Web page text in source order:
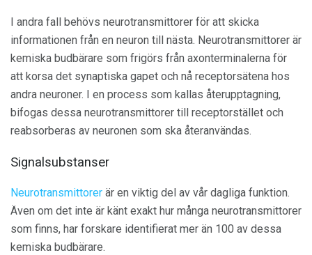
I andra fall behövs neurotransmittorer för att skicka
informationen från en neuron till nästa. Neurotransmittorer är
kemiska budbärare som frigörs från axonterminalerna för
att korsa det synaptiska gapet och nå receptorsätena hos
andra neuroner. I en process som kallas återupptagning,
bifogas dessa neurotransmittorer till receptorstället och
reabsorberas av neuronen som ska återanvändas.
Signalsubstanser
Neurotransmittorer är en viktig del av vår dagliga funktion.
Även om det inte är känt exakt hur många neurotransmittorer
som finns, har forskare identifierat mer än 100 av dessa
kemiska budbärare.